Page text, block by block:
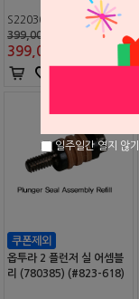
S2203045
399,000원
399,000
옵투라 2 플런저 실 어셈블
리 (780385) (#823-618)
일주일간 열지 않기